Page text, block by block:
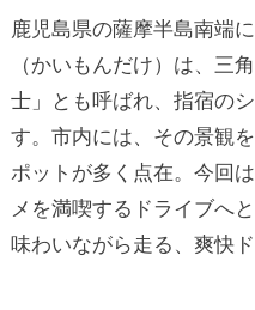
鹿児島県の薩摩半島南端
（かいもんだけ）は、三
士」とも呼ばれ、指宿の
す。市内には、その景観
ポットが多く点在。今回
メを満喫するドライブへ
味わいながら走る、爽快